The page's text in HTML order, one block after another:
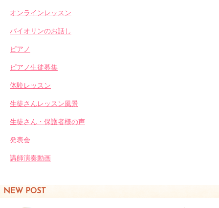
オンラインレッスン
バイオリンのお話し
ピアノ
ピアノ生徒募集
体験レッスン
生徒さんレッスン風景
生徒さん・保護者様の声
発表会
講師演奏動画
NEW POST